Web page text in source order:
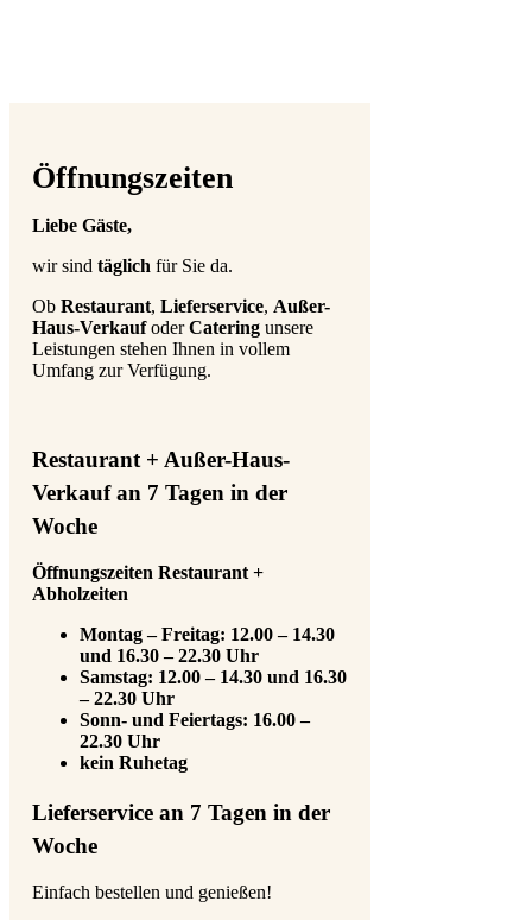
Öffnungszeiten
Liebe Gäste,
wir sindtäglich für Sie da.
ObRestaurant,Lieferservice, Außer-
Haus-VerkaufoderCatering unsere
Leistungen stehen Ihnen in vollem
Umfang zur Verfügung.
Restaurant + Außer-Haus-
Verkauf an 7 Tagen in der
Woche
Öffnungszeiten Restaurant +
Abholzeiten
Montag – Freitag: 12.00 – 14.30
und 16.30 – 22.30 Uhr
Samstag: 12.00 – 14.30 und 16.30
– 22.30 Uhr
Sonn- und Feiertags: 16.00 –
22.30 Uhr
kein Ruhetag
Lieferservice an 7 Tagen in der
Woche
Einfach bestellen und genießen!